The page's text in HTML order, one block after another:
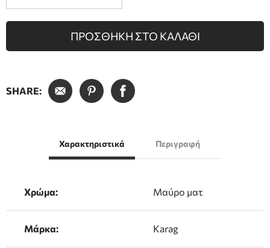
ΠΡΟΣΘΗΚΗ ΣΤΟ ΚΑΛΑΘΙ
SHARE:
Χαρακτηριστικά
Χρώμα: Μαύρο ματ
Μάρκα: Karag
Περιγραφή